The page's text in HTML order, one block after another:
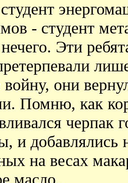
- студент
Эти
они
Помню, как
черпак
и добавлялись
на весах
масло.